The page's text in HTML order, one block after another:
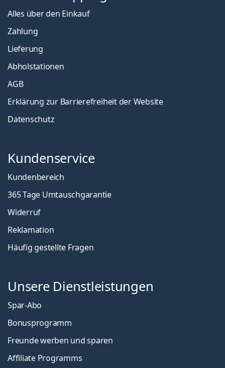
Alles über den Einkauf
Zahlung
Lieferung
Abholstationen
AGB
Erklärung zur Barrierefreiheit der Website
Datenschutz
Kundenservice
Kundenbereich
365 Tage Umtauschgarantie
Widerruf
Reklamation
Häufig gestellte Fragen
Unsere Dienstleistungen
Spar-Abo
Bonusprogramm
Freunde werben und sparen
Affiliate Programms